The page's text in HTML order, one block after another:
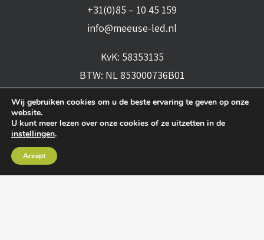
+31(0)85 – 10 45 159
info@meeuse-led.nl
KvK: 58353135
BTW: NL 853000736B01
Algemene voorwaarden
Wij gebruiken cookies om u de beste ervaring te geven op onze
website.
U kunt meer lezen over onze cookies of ze uitzetten in de
instellingen.
Accept